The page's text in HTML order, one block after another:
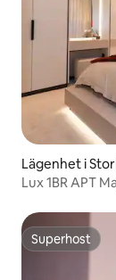
Lägenhet i
Lux 1BR APT
Superhost
Superhost